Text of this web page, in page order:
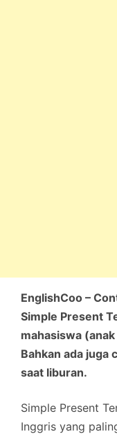
EnglishCoo –
Simple Present
mahasiswa
Bahkan ada juga
saat liburan.
Simple Present
Inggris yang